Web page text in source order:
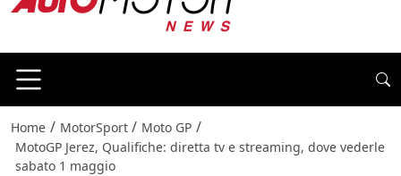
Home / MotorSport / Moto GP /
MotoGP Jerez, Qualifiche: diretta tv e streaming, dove vederle
sabato 1 maggio